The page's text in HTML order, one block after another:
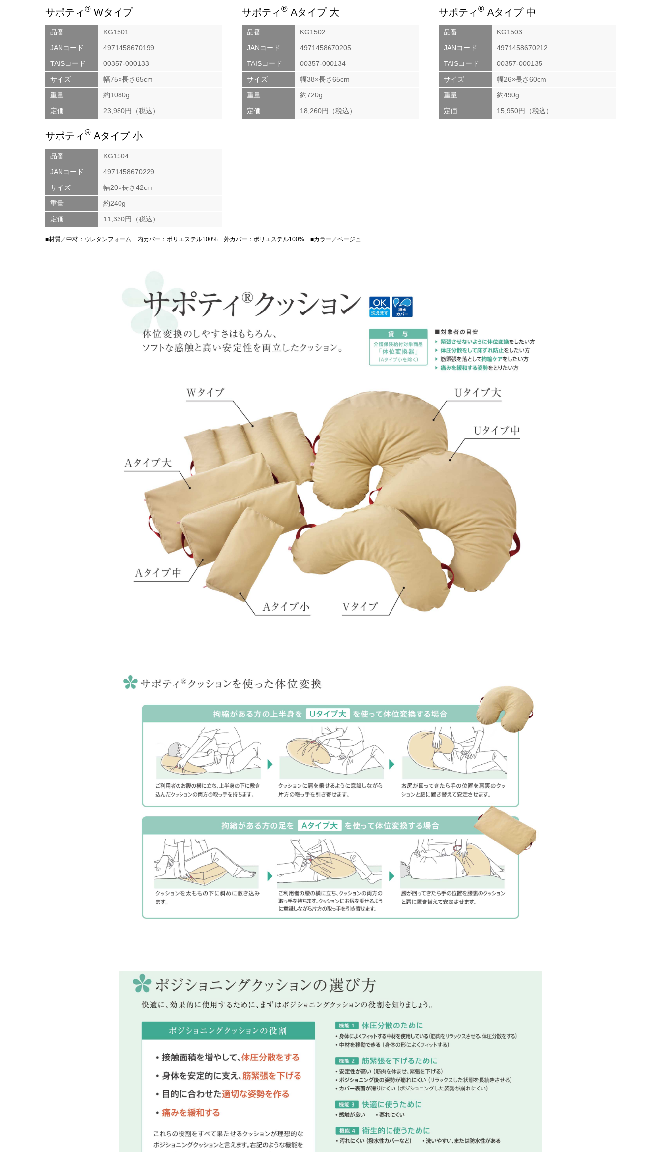
サポティ ® Wタイプ
品番
KG1501
JANコード
4971458670199
TAISコード
00357-000133
サイズ
幅75×長さ65cm
重量
約1080g
定価
23,980円（税込）
サポティ ® Aタイプ 大
品番
KG1502
JANコード
4971458670205
TAISコード
00357-000134
サイズ
幅38×長さ65cm
重量
約720g
定価
18,260円（税込）
サポティ ® Aタイプ 中
品番
KG1503
JANコード
4971458670212
TAISコード
00357-000135
サイズ
幅26×長さ60cm
重量
約490g
定価
15,950円（税込）
サポティ ® Aタイプ 小
品番
KG1504
JANコード
4971458670229
サイズ
幅20×長さ42cm
重量
約240g
定価
11,330円（税込）
■材質／中材：ウレタンフォーム 内カバー：ポリエステル100% 外カバー：ポリエステル100% ■カラー／ベージュ